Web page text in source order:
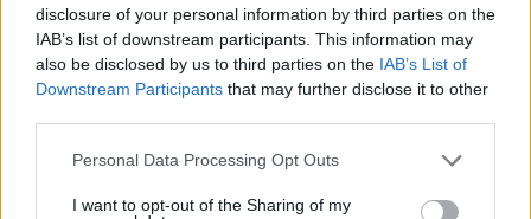
disclosure of your personal information by third parties on the
IAB’s list of downstream participants. This information may
also be disclosed by us to third parties on the IAB’s List of
Downstream Participants that may further disclose it to other
Please note that this website/app uses one or more Google
not limited to your visit or usage behaviour. You may click to
Personal Data Processing Opt Outs
I want to opt-out of the Sharing of my
Η Smart φοιτητική κατοικία στην καρδιά της Αθήνας
03.08.2026, 10:56